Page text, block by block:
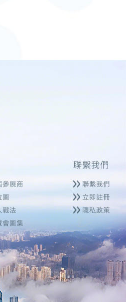
參展商
圖
戰法
會圖集
聯繫我們
聯繫我們
立即註冊
隱私政策